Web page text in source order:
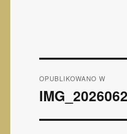
wpisu
OPUBLIKOWANO W